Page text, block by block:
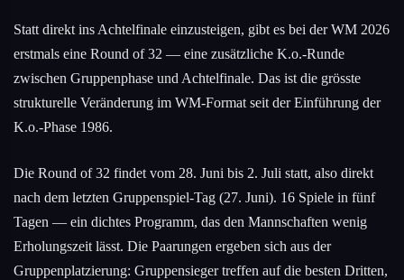
Statt direkt ins Achtelfinale einzusteigen, gibt es bei der WM 2026
erstmals eine Round of 32 — eine zusätzliche K.o.-Runde
zwischen Gruppenphase und Achtelfinale. Das ist die grösste
strukturelle Veränderung im WM-Format seit der Einführung der
K.o.-Phase 1986.
Die Round of 32 findet vom 28. Juni bis 2. Juli statt, also direkt
nach dem letzten Gruppenspiel-Tag (27. Juni). 16 Spiele in fünf
Tagen — ein dichtes Programm, das den Mannschaften wenig
Erholungszeit lässt. Die Paarungen ergeben sich aus der
Gruppenplatzierung: Gruppensieger treffen auf die besten Dritten,